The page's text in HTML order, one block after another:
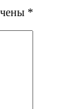
*